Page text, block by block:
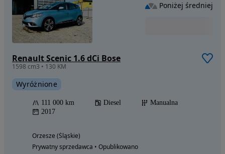
Renault Scenic 1.6 dCi Bose
1598 cm3 • 130 KM
Wyróżnione
111 000 km Diesel
Manualna
2017
Orzesze (Śląskie)
Prywatny sprzedawca • Opublikowano
Poniżej średniej